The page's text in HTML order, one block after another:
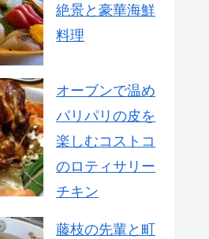
絶景と豪華海鮮
料理
オーブンで温め
パリパリの皮を
楽しむコストコ
のロティサリー
チキン
藤枝の先輩と町